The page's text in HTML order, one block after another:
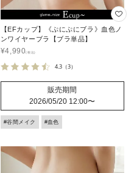
【EFカップ】《ぷにぷにブラ》血色ノ
ンワイヤーブラ【ブラ単品】
¥4,990
4.3（3）
販売期間
2026/05/20 12:00〜
#谷間メイク #血色